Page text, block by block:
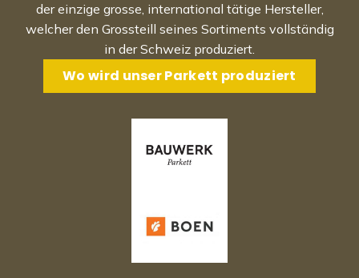
der einzige grosse, international tätige Hersteller,
welcher den Grossteill seines Sortiments vollständig
in der Schweiz produziert.
Wo wird unser Parkett produziert